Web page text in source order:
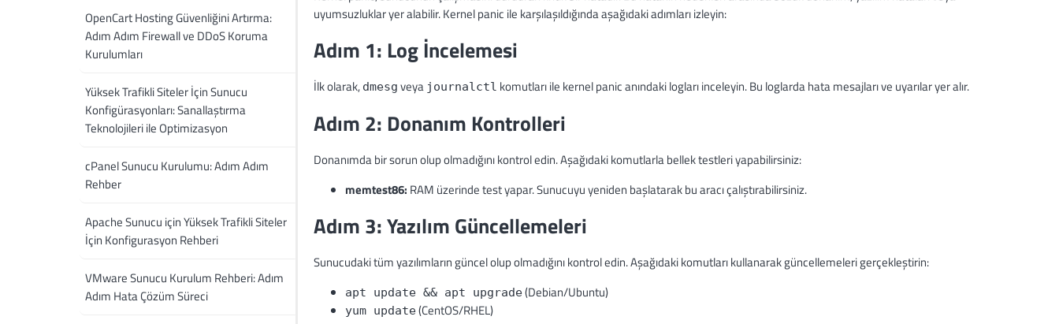
uyumsuzluklar yer alabilir. Kernel panic ile karşılaşıldığında aşağıdaki adımları izleyin:
Adım 1: Log İncelemesi
İlk olarak, dmesg veya journalctl komutları ile kernel panic anındaki logları inceleyin. Bu loglarda hata mesajları ve uyarılar yer alır.
Adım 2: Donanım Kontrolleri
Donanımda bir sorun olup olmadığını kontrol edin. Aşağıdaki komutlarla bellek testleri yapabilirsiniz:
memtest86: RAM üzerinde test yapar. Sunucuyu yeniden başlatarak bu aracı çalıştırabilirsiniz.
Adım 3: Yazılım Güncellemeleri
Sunucudaki tüm yazılımların güncel olup olmadığını kontrol edin. Aşağıdaki komutları kullanarak güncellemeleri gerçekleştirin:
apt update && apt upgrade(Debian/Ubuntu)
yum update(CentOS/RHEL)
OpenCart Hosting Güvenliğini Artırma:
Adım Adım Firewall ve DDoS Koruma
Kurulumları
Yüksek Trafikli Siteler İçin Sunucu
Konfigürasyonları: Sanallaştırma
Teknolojileri ile Optimizasyon
cPanel Sunucu Kurulumu: Adım Adım
Rehber
Apache Sunucu için Yüksek Trafikli Siteler
İçin Konfigurasyon Rehberi
VMware Sunucu Kurulum Rehberi: Adım
Adım Hata Çözüm Süreci